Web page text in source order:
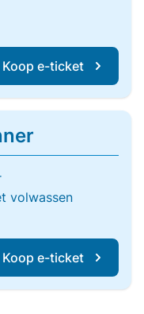
Koop e-ticket
volwassen
Koop e-ticket